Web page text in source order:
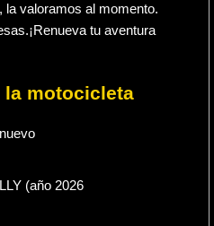
la valoramos al momento.
tu aventura
la motocicleta
(año 2026